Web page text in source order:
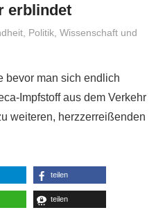
erblindet
Politik ,Wissenschaft und
bevor man sich endlich
Impfstoff aus dem Verkehr
weiteren, herzzerreißenden
teilen
teilen